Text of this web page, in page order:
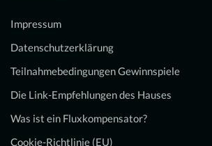
Impressum
Datenschutzerklärung
Teilnahmebedingungen Gewinnspiele
Die Link-Empfehlungen des Hauses
Was ist ein Fluxkompensator?
Cookie-Richtlinie (EU)